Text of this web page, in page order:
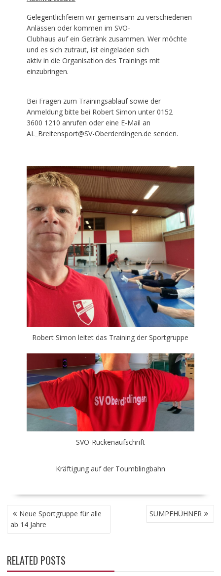
Gelegentlichfeiern wir gemeinsam zu verschiedenen
Anlässen oder kommen im SVO-
Clubhaus auf ein Getränk zusammen. Wer möchte
und es sich zutraut, ist eingeladen sich
aktiv in die Organisation des Trainings mit
einzubringen.
Bei Fragen zum Trainingsablauf sowie der
Anmeldung bitte bei Robert Simon unter 0152
3600 1210 anrufen oder eine E-Mail an
AL_Breitensport@SV-Oberderdingen.de senden.
Robert Simon leitet das Training der Sportgruppe
SVO-Rückenaufschrift
Kräftigung auf der Toumblingbahn
BEITRAGSNAVIGATION
Neue Sportgruppe für alle
ab 14 Jahre
SUMPFHÜHNER
RELATED POSTS